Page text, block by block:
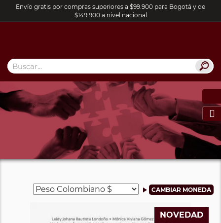
Envío gratis por compras superiores a $99.900 para Bogotá y de
$149.900 a nivel nacional

NOVEDAD